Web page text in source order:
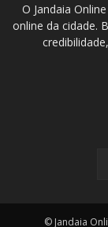
O Jandaia
online da cidade.
© Jandaia